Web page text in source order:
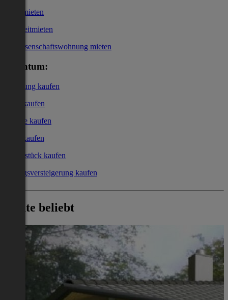
Büro mieten
Kurzzeitmieten
Genossenschaftswohnung mieten
Eigentum:
Wohnung kaufen
Haus kaufen
Garage kaufen
Büro kaufen
Grundstück kaufen
Zwangsversteigerung kaufen
Heute beliebt